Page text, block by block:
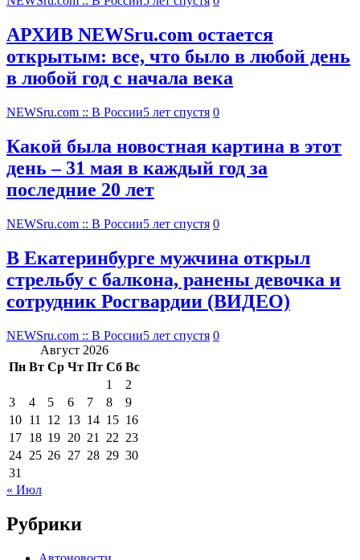
АРХИВ NEWSru.com остается
открытым: все, что было в любой день
в любой год с начала века
NEWSru.com :: В России5 лет спустя 0
Какой была новостная картина в этот
день – 31 мая в каждый год за
последние 20 лет
NEWSru.com :: В России5 лет спустя 0
В Екатеринбурге мужчина открыл
стрельбу с балкона, ранены девочка и
сотрудник Росгвардии (ВИДЕО)
NEWSru.com :: В России5 лет спустя 0
Август 2026
Пн Вт Ср Чт Пт Сб Вс
1
2
3
4 5 6 7 8
9
10 11 12 13 14 15 16
17 18 19 20 21 22 23
24 25 26 27 28 29 30
31
« Июл
Рубрики